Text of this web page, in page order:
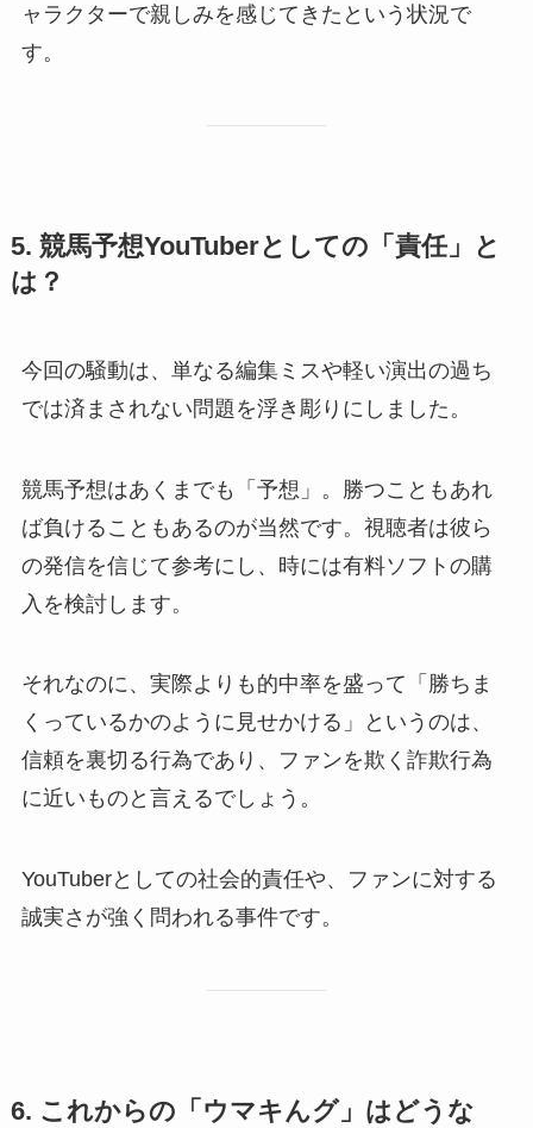
ャラクターで親しみを感じてきたという状況で
す。
5. 競馬予想YouTuberとしての「責任」と
は？
今回の騒動は、単なる編集ミスや軽い演出の過ち
では済まされない問題を浮き彫りにしました。
競馬予想はあくまでも「予想」。勝つこともあれ
ば負けることもあるのが当然です。視聴者は彼ら
の発信を信じて参考にし、時には有料ソフトの購
入を検討します。
それなのに、実際よりも的中率を盛って「勝ちま
くっているかのように見せかける」というのは、
信頼を裏切る行為であり、ファンを欺く詐欺行為
に近いものと言えるでしょう。
YouTuberとしての社会的責任や、ファンに対する
誠実さが強く問われる事件です。
6. これからの「ウマキんグ」はどうな